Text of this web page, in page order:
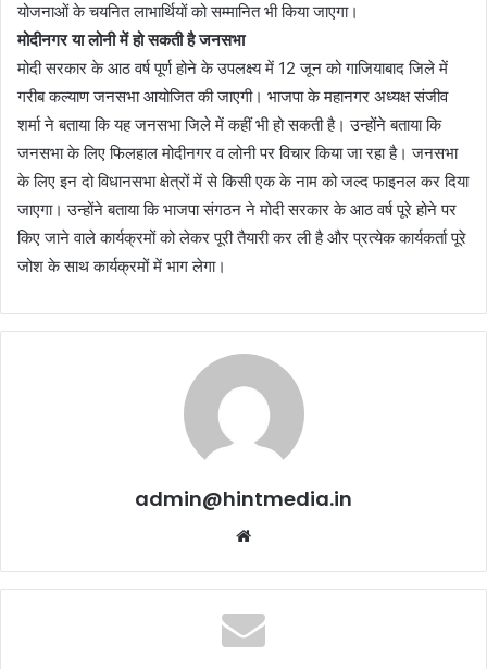
योजनाओं के चयनित लाभार्थियों को सम्मानित भी किया जाएगा।
मोदीनगर या लोनी में हो सकती है जनसभा
मोदी सरकार के आठ वर्ष पूर्ण होने के उपलक्ष्य में 12 जून को गाजियाबाद जिले में
गरीब कल्याण जनसभा आयोजित की जाएगी। भाजपा के महानगर अध्यक्ष संजीव
शर्मा ने बताया कि यह जनसभा जिले में कहीं भी हो सकती है। उन्होंने बताया कि
जनसभा के लिए फिलहाल मोदीनगर व लोनी पर विचार किया जा रहा है। जनसभा
के लिए इन दो विधानसभा क्षेत्रों में से किसी एक के नाम को जल्द फाइनल कर दिया
जाएगा। उन्होंने बताया कि भाजपा संगठन ने मोदी सरकार के आठ वर्ष पूरे होने पर
किए जाने वाले कार्यक्रमों को लेकर पूरी तैयारी कर ली है और प्रत्येक कार्यकर्ता पूरे
जोश के साथ कार्यक्रमों में भाग लेगा।
admin@hintmedia.in